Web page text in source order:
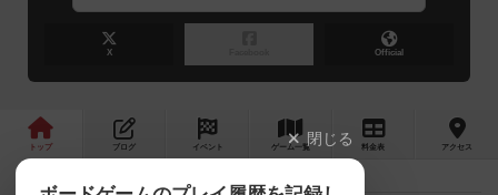
X Official
トップ ブログ イベント ゲーム一覧 料金 表 アクセス
閉じる